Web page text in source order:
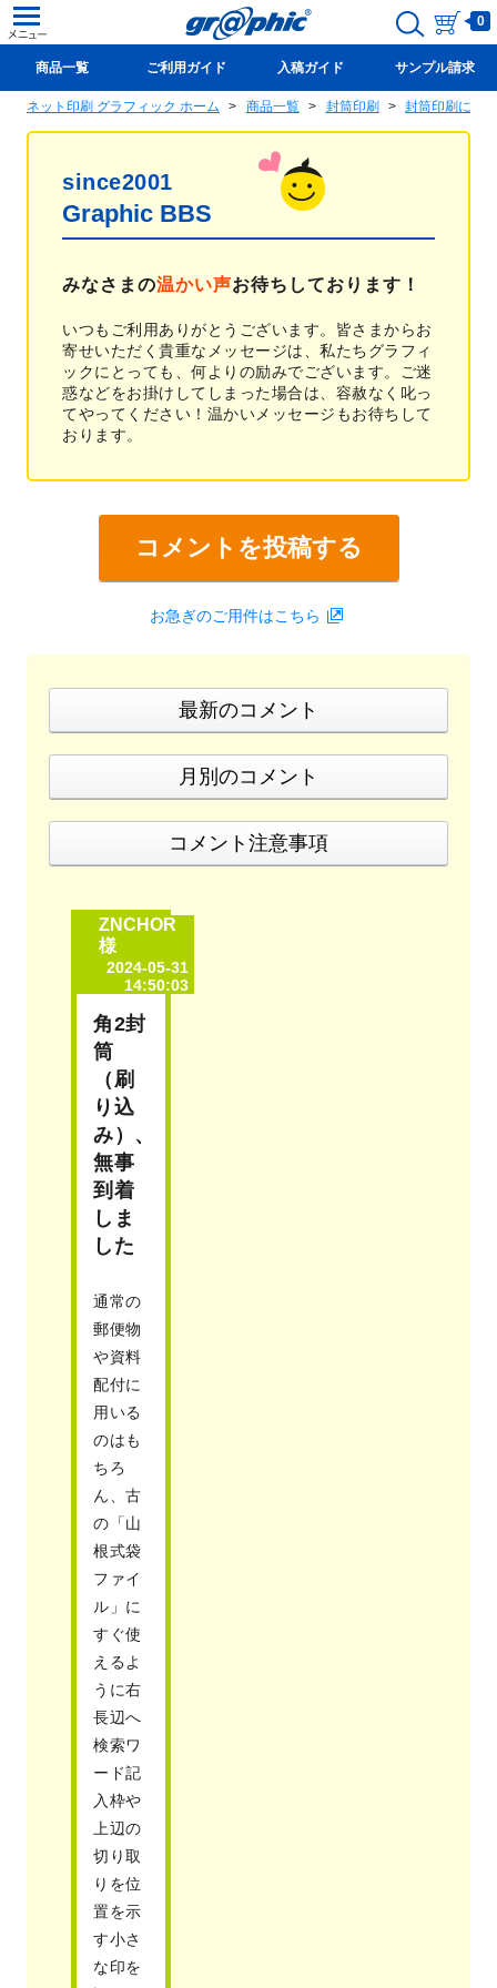
0
商品一覧 ご利用ガイド 入稿ガイド サンプル請求
新規会員登録(無料)
ネット印刷 グラフィック ホーム 商品一覧 封筒印刷 封筒印刷に関
since2001
Graphic BBS
みなさまの温かい声お待ちしております！
いつもご利用ありがとうございます。皆さまからお
寄せいただく貴重なメッセージは、私たちグラフィ
ックにとっても、何よりの励みでございます。ご迷
惑などをお掛けしてしまった場合は、容赦なく叱っ
てやってください！温かいメッセージもお待ちして
おります。
コメントを投稿する
お急ぎのご用件はこちら
最新のコメント
月別のコメント
コメント注意事項
ZNCHOR
様
2024-05-31
14:50:03
角2封
筒
（刷
り込
み）、
無事
到着
しま
した
通常の
郵便物
や資料
配付に
用いる
のはも
ちろ
ん、古
の「山
根式袋
ファイ
ル」に
すぐ使
えるよ
うに右
長辺へ
検索ワ
ード記
入枠や
上辺の
切り取
りを位
置を示
す小さ
な印を